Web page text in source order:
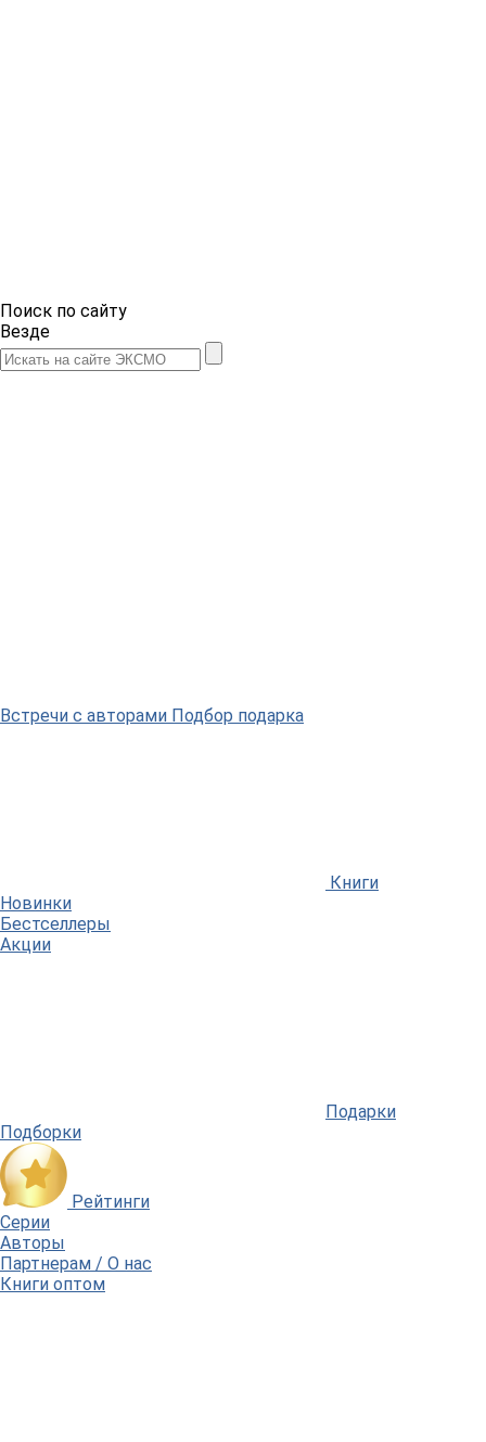
Поиск по сайту
Везде
Встречи с авторами Подбор подарка
Книги
Новинки
Бестселлеры
Акции
Подарки
Подборки
Рейтинги
Серии
Авторы
Партнерам / О нас
Книги оптом